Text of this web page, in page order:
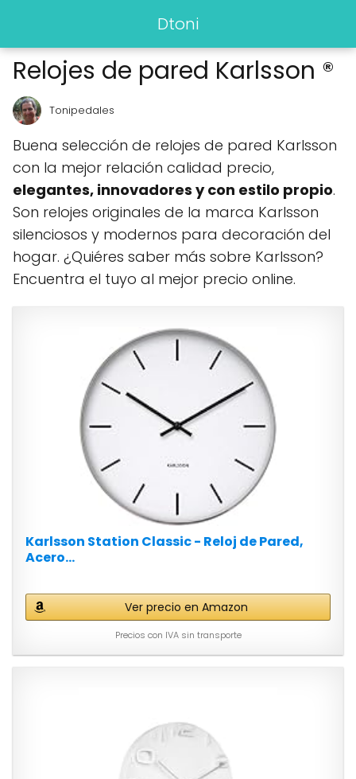
Dtoni
Relojes de pared Karlsson ®
Tonipedales
Buena selección de relojes de pared Karlsson
con la mejor relación calidad precio,
elegantes, innovadores y con estilo propio.
Son relojes originales de la marca Karlsson
silenciosos y modernos para decoración del
hogar. ¿Quiéres saber más sobre Karlsson?
Encuentra el tuyo al mejor precio online.
Karlsson Station Classic - Reloj de Pared,
Acero...
Ver precio en Amazon
Precios con IVA sin transporte